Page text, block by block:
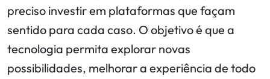
preciso investir em plataformas que façam
sentido para cada caso. O objetivo é que a
tecnologia permita explorar novas
possibilidades, melhorar a experiência de todo